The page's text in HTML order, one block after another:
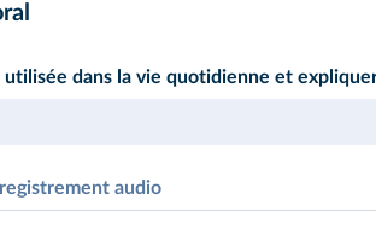
dans la vie quotidienne et
audio